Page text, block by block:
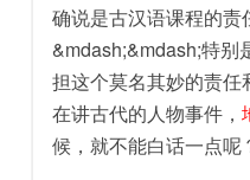
确说是古汉语课程的责
&mdash;&mdash;特别
担这个莫名其妙的责
在讲古代的人物事件，
候，就不能白话一点呢